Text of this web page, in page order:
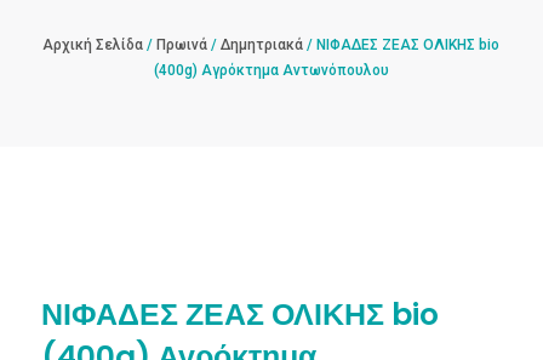
Αρχική Σελίδα /Πρωινά /Δημητριακά / ΝΙΦΑΔΕΣ ΖΕΑΣ ΟΛΙΚΗΣ bio
(400g) Αγρόκτημα Αντωνόπουλου
ΝΙΦΑΔΕΣ ΖΕΑΣ ΟΛΙΚΗΣ bio